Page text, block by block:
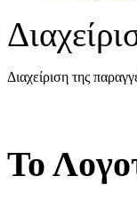
Διαχείριση της
Το